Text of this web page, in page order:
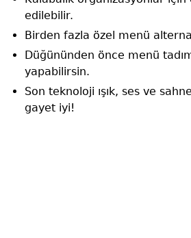
edilebilir.
Birden fazla özel menü
Düğününden önce menü
yapabilirsin.
Son teknoloji ışık, ses ve
gayet iyi!